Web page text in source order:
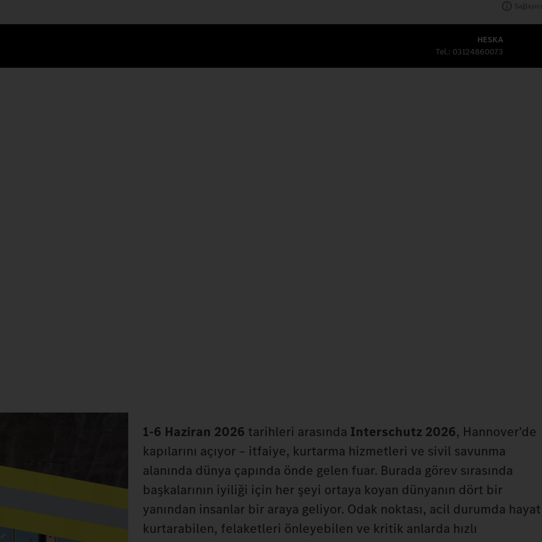
Sağlayıcı
HESKA
Tel.: 03124860073
1-6 Haziran 2026 tarihleri arasında Interschutz 2026, Hannover'de
kapılarını açıyor – itfaiye, kurtarma hizmetleri ve sivil savunma
alanında dünya çapında önde gelen fuar. Burada görev sırasında
başkalarının iyiliği için her şeyi ortaya koyan dünyanın dört bir
yanından insanlar bir araya geliyor. Odak noktası, acil durumda hayat
kurtarabilen, felaketleri önleyebilen ve kritik anlarda hızlı